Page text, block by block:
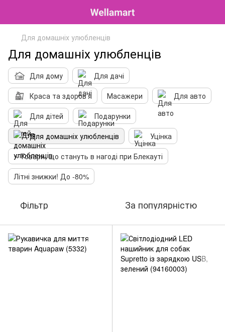
Для домашніх улюбленців
Для домашніх улюбленців
Для дому
Для дачі
Краса та здоров'я
Масажери
Для авто
Для дітей
Подарунки
Для домашніх улюбленців
Уцінка
⚡️ Товари, що стануть в нагоді при Блекауті
Літні знижки! До -80%
Фільтр За популярністю